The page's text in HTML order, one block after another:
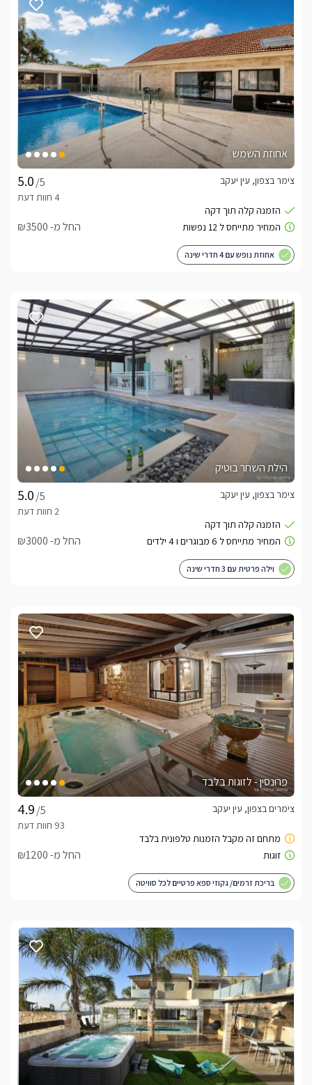
אחוזת השמש
/5
צימר בצפון, עין יעקב
החל מ- ₪3500
אחוזת נופש עם 4 חדרי שינה
הילת השחר בוטיק
/5
צימר בצפון, עין יעקב
החל מ- ₪3000
וילה פרטית עם 3 חדרי שינה
פרונסין - לזוגות בלבד
/5
צימרים בצפון, עין יעקב
החל מ- ₪1200
בריכת זרמים/ גקוזי ספא פרטיים לכל סוויטה